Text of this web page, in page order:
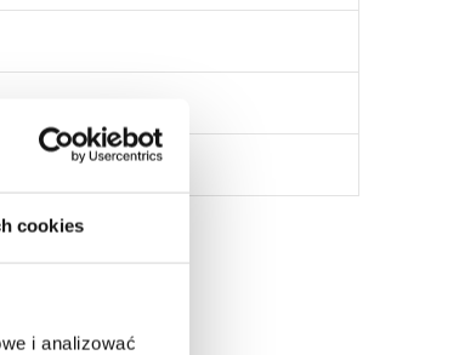
cookies
i analizować